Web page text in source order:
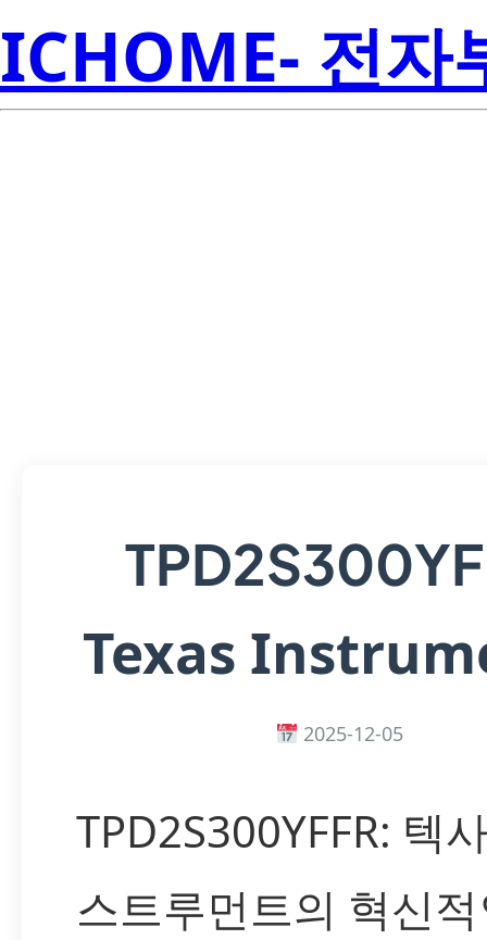
ICHOME- 전자
Texas
2025-12-05
TPD2S300YFFR: 텍
스트루먼트의 혁신